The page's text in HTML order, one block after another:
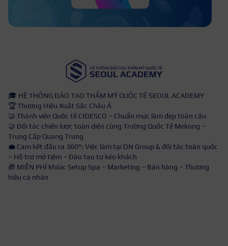
🎓 HỆ THỐNG ĐÀO TẠO THẨM MỸ QUỐC TẾ SEOUL ACADEMY
🏆 Thương Hiệu Xuất Sắc Châu Á
🤝 Thành viên Quốc tế CIDESCO – Chuẩn mực làm đẹp toàn cầu
🤝 Đối tác chiến lược toàn diện cùng Trường Quốc Tế Mekong –
Trung Cấp Quang Trung
💼 Cam kết đầu ra 360°: Việc làm tại DN Group & đối tác toàn quốc
– Hỗ trợ mở tiệm – Đào tạo tự kéo khách
🎁 MIỄN PHÍ khóa: Setup Spa – Marketing – Bán hàng – Thương
hiệu cá nhân